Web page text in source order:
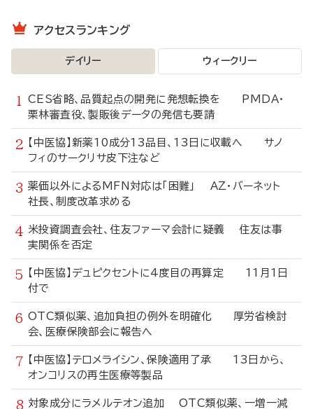
アクセスランキング
デイリー ウィークリー
CES省略、品質起点の開発に発想転換を PMDA・
栗林審査役、製販後データの発信も要請
【中医協】新薬10成分13品目、13日に収載へ サノ
フィのサークリサ皮下注など
薬価以外によるMFN対応は「困難」 AZ・バーネット
社長、制度改革求める
米投資調査会社、住友ファーマ会計に疑義 住友は事
実関係を否定
【中医協】デュピクセントに4度目の再算定 11月1日
付で
OTC類似薬、追加負担の例外を明確化 厚労省検討
会、医療保険部会に報告へ
【中医協】テロメライシン、保険適用了承 13日から、
オンコリスの再生医療等製品
対象成分にラメルテオン追加 OTC類似薬、一増一減